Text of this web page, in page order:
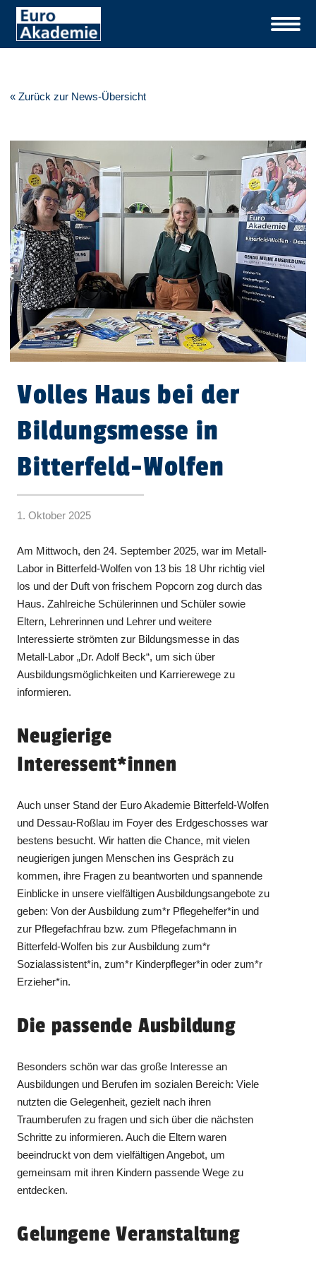
« Zurück zur News-Übersicht
Volles Haus bei der
Bildungsmesse in
Bitterfeld-Wolfen
1. Oktober 2025
Am Mittwoch, den 24. September 2025, war im Metall-
Labor in Bitterfeld-Wolfen von 13 bis 18 Uhr richtig viel
los und der Duft von frischem Popcorn zog durch das
Haus. Zahlreiche Schülerinnen und Schüler sowie
Eltern, Lehrerinnen und Lehrer und weitere
Interessierte strömten zur Bildungsmesse in das
Metall-Labor „Dr. Adolf Beck“, um sich über
Ausbildungsmöglichkeiten und Karrierewege zu
informieren.
Neugierige
Interessent*innen
Auch unser Stand der Euro Akademie Bitterfeld-Wolfen
und Dessau-Roßlau im Foyer des Erdgeschosses war
bestens besucht. Wir hatten die Chance, mit vielen
neugierigen jungen Menschen ins Gespräch zu
kommen, ihre Fragen zu beantworten und spannende
Einblicke in unsere vielfältigen Ausbildungsangebote zu
geben: Von der Ausbildung zum*r Pflegehelfer*in und
zur Pflegefachfrau bzw. zum Pflegefachmann in
Bitterfeld-Wolfen bis zur Ausbildung zum*r
Sozialassistent*in, zum*r Kinderpfleger*in oder zum*r
Erzieher*in.
Die passende Ausbildung
Besonders schön war das große Interesse an
Ausbildungen und Berufen im sozialen Bereich: Viele
nutzten die Gelegenheit, gezielt nach ihren
Traumberufen zu fragen und sich über die nächsten
Schritte zu informieren. Auch die Eltern waren
beeindruckt von dem vielfältigen Angebot, um
gemeinsam mit ihren Kindern passende Wege zu
entdecken.
Gelungene Veranstaltung